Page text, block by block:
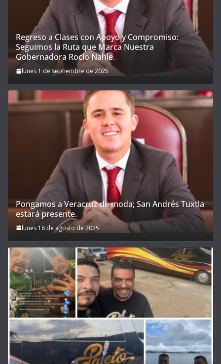
Regreso a Clases con Apoyo y Compromiso:
Seguimos la Ruta que Marca Nuestra
Gobernadora Rocío Nahle.
lunes 1 de septiembre de 2025
Pongamos a Veracruz de moda; San Andrés Tuxtla
estará presente.
lunes 18 de agosto de 2025